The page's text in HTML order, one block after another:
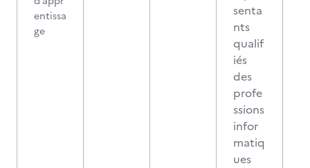
entissa
ge
senta
nts
qualif
iés
des
profe
ssions
infor
matiq
ues